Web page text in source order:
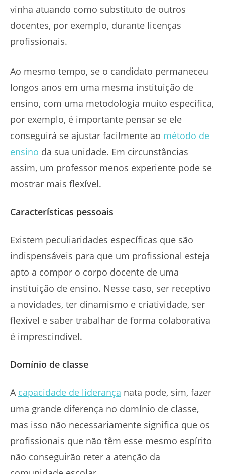
vinha atuando como substituto de outros
docentes, por exemplo, durante licenças
profissionais.
Ao mesmo tempo, se o candidato permaneceu
longos anos em uma mesma instituição de
ensino, com uma metodologia muito específica,
por exemplo, é importante pensar se ele
conseguirá se ajustar facilmente ao método de
ensino da sua unidade. Em circunstâncias
assim, um professor menos experiente pode se
mostrar mais flexível.
Características pessoais
Existem peculiaridades específicas que são
indispensáveis para que um profissional esteja
apto a compor o corpo docente de uma
instituição de ensino. Nesse caso, ser receptivo
a novidades, ter dinamismo e criatividade, ser
flexível e saber trabalhar de forma colaborativa
é imprescindível.
Domínio de classe
A capacidade de liderança nata pode, sim, fazer
uma grande diferença no domínio de classe,
mas isso não necessariamente significa que os
profissionais que não têm esse mesmo espírito
não conseguirão reter a atenção da